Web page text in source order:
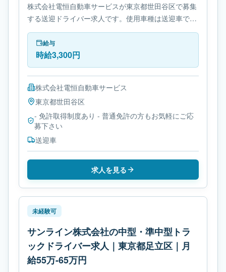
株式会社電恒自動車サービスが東京都世田谷区で募集
する送迎ドライバー求人です。使用車種は送迎車で
す。勤務時間は- シフト制です。必要免許は- 免許取得
制度ありです。
給与
時給3,300円
株式会社電恒自動車サービス
東京都世田谷区
- 免許取得制度あり - 普通免許の方もお気軽にご応
募下さい
送迎車
求人を見る
未経験可
サンライン株式会社の中型・準中型トラ
ックドライバー求人｜東京都足立区｜月
給55万-65万円